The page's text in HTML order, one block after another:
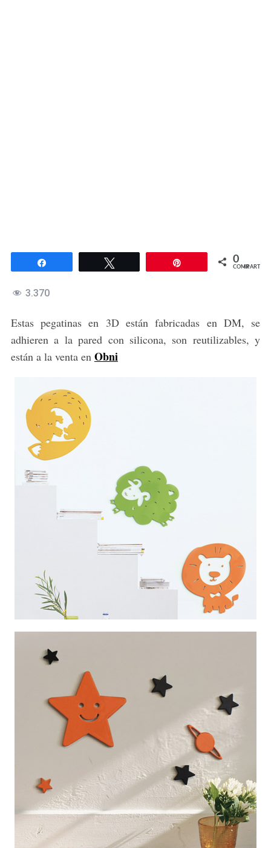
0
COMPARTIR
3.370
Estas pegatinas en 3D están fabricadas en DM, se
adhieren a la pared con silicona, son reutilizables, y
están a la venta en Obni